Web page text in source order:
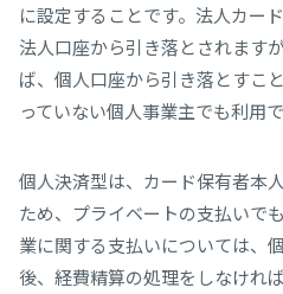
に設定することです。 法人カー
法人口座から引き落とされます
ば、個人口座から引き落とすこ
っていない個人事業主でも利用で
個人決済型は、カード保有者本
ため、 プライベートの支払いで
業に関する支払いについては、
後、経費精算の処理をしなけれ